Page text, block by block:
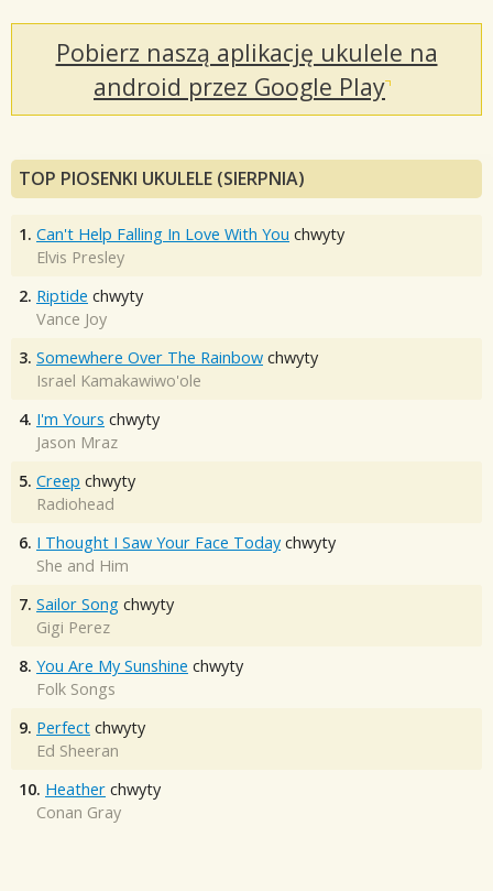
Pobierz naszą aplikację ukulele na
android przez Google Play
TOP PIOSENKI UKULELE (SIERPNIA)
1. Can't Help Falling In Love With You chwyty
Elvis Presley
2. Riptide chwyty
Vance Joy
3. Somewhere Over The Rainbow chwyty
Israel Kamakawiwo'ole
4. I'm Yours chwyty
Jason Mraz
5. Creep chwyty
Radiohead
6. I Thought I Saw Your Face Today chwyty
She and Him
7. Sailor Song chwyty
Gigi Perez
8. You Are My Sunshine chwyty
Folk Songs
9. Perfect chwyty
Ed Sheeran
10. Heather chwyty
Conan Gray